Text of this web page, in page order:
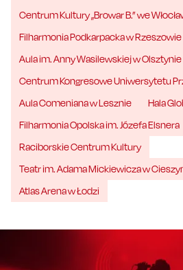
Centrum Kultury „Browar B.” we
Filharmonia Podkarpacka w Rzeszowie
Aula im. Anny Wasilewskiej w Olsztynie
Centrum Kongresowe Uniwersytetu
Aula Comeniana w Lesznie
Hala
Filharmonia Opolska im. Józefa Elsnera
Raciborskie Centrum Kultury
Teatr im. Adama Mickiewicza w
Atlas Arena w Łodzi